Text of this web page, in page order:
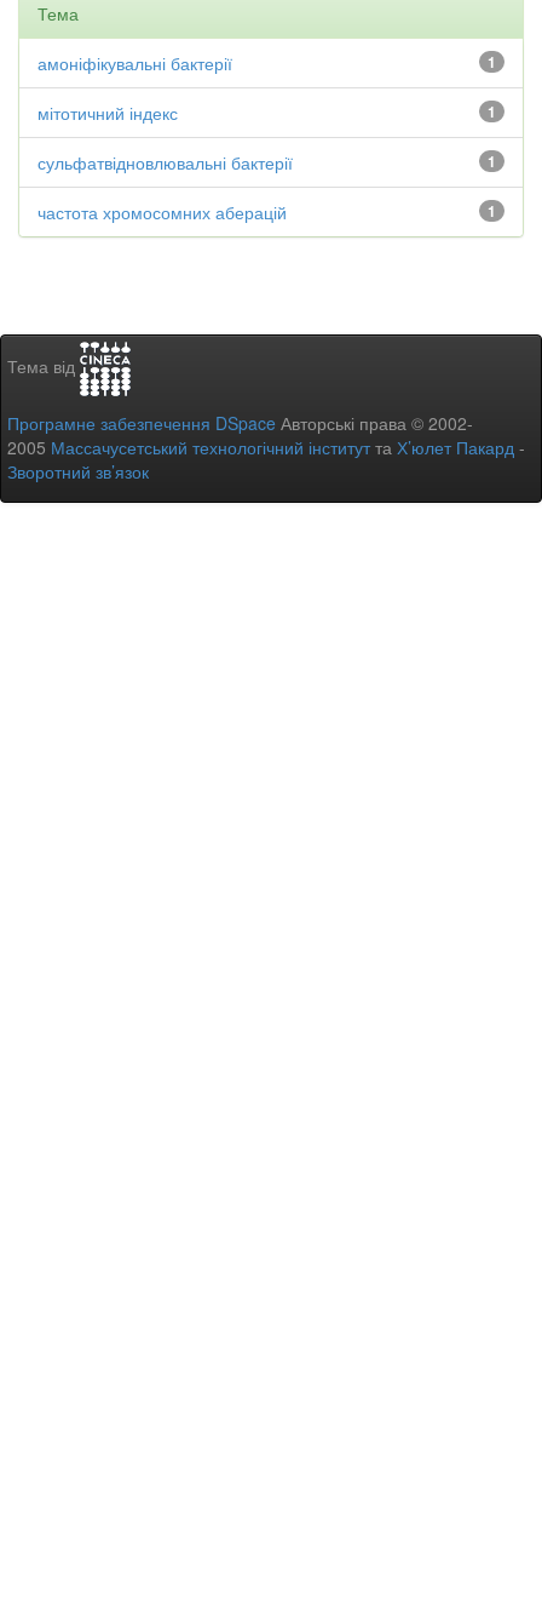
Тема
1
амоніфікувальні бактерії
1
мітотичний індекс
1
сульфатвідновлювальні бактерії
1
частота хромосомних аберацій
Тема від
Програмне забезпечення DSpace Авторські права © 2002-
2005 Массачусетський технологічний інститутта Х’юлет Пакард -
Зворотний зв’язок